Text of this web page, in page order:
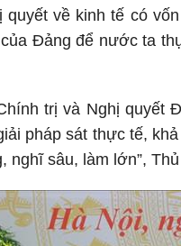
quyết về kinh tế có
Đảng để nước ta
trị và Nghị
pháp sát thực tế,
nghĩ sâu, làm lớn”,